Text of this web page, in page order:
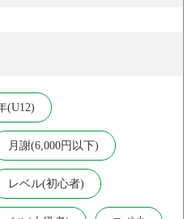
(U12)
月謝(6,000円以下)
レベル(初心者)